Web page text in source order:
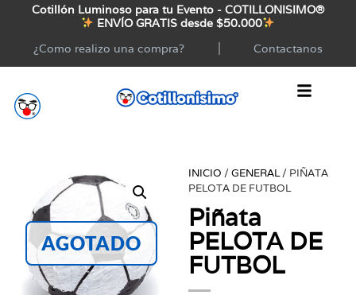
Cotillón Luminoso para tu Evento - COTILLONISIMO®
ENVÍO GRATIS desde $50.000
¿Como realizo una compra?
Contactanos
AGOTADO
INICIO /GENERAL/ PIÑATA
PELOTA DE FUTBOL
Piñata
PELOTA DE
FUTBOL